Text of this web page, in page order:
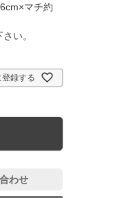
マチ約
い。
録する
わせ